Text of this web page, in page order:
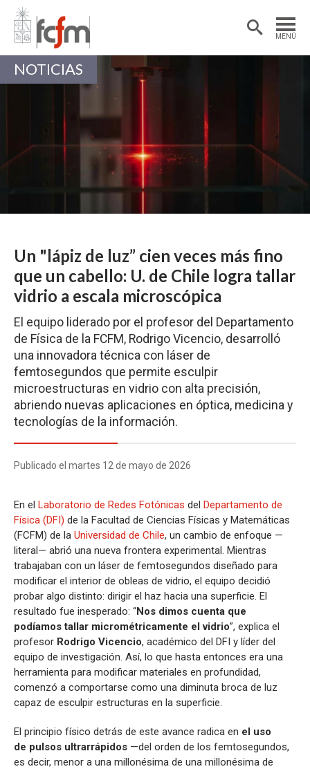
MENÚ
Estudiantes
Académicas/os
NOTICIAS
Un "lápiz de luz” cien veces más fino
que un cabello: U. de Chile logra tallar
vidrio a escala microscópica
El equipo liderado por el profesor del Departamento
de Física de la FCFM, Rodrigo Vicencio, desarrolló
una innovadora técnica con láser de
femtosegundos que permite esculpir
microestructuras en vidrio con alta precisión,
abriendo nuevas aplicaciones en óptica, medicina y
tecnologías de la información.
Publicado el martes 12 de mayo de 2026
En el Laboratorio de Redes Fotónicas del Departamento de
Física (DFI) de la Facultad de Ciencias Físicas y Matemáticas
(FCFM) de la Universidad de Chile, un cambio de enfoque —
literal— abrió una nueva frontera experimental. Mientras
trabajaban con un láser de femtosegundos diseñado para
modificar el interior de obleas de vidrio, el equipo decidió
probar algo distinto: dirigir el haz hacia una superficie. El
resultado fue inesperado: “Nos dimos cuenta que
podíamos tallar micrométricamente el vidrio”, explica el
profesor Rodrigo Vicencio, académico del DFI y líder del
equipo de investigación. Así, lo que hasta entonces era una
herramienta para modificar materiales en profundidad,
comenzó a comportarse como una diminuta broca de luz
capaz de esculpir estructuras en la superficie.
El principio físico detrás de este avance radica en el uso
de pulsos ultrarrápidos —del orden de los femtosegundos,
es decir, menor a una millonésima de una millonésima de